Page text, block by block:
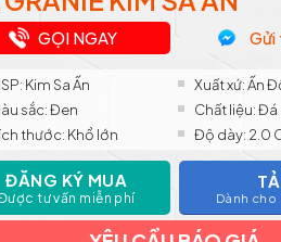
GỌI NGAY Gửi
Kim Sa Ấn
Xuất xứ: Ấn
sắc: Đen
Chất liệu:
thước: Khổ lớn
Độ dày: 2.0
ĐĂNG KÝ MUA
tư vấn miễn phí Dành cho